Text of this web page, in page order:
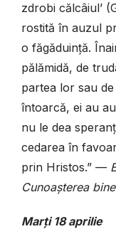
zdrobi călcâiul’
rostită în auzul
o făgăduință.
pălămidă, de
partea lor sau
întoarcă, ei au
nu le dea
cedarea în
prin Hristos.” —
Cunoașterea
Marți 18 aprilie